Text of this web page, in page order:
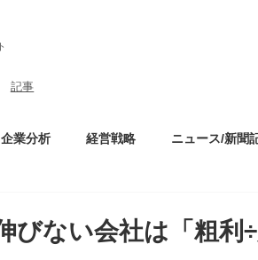
記事
企業分析 経営戦略 ニュース/新聞
びない会社は「粗利